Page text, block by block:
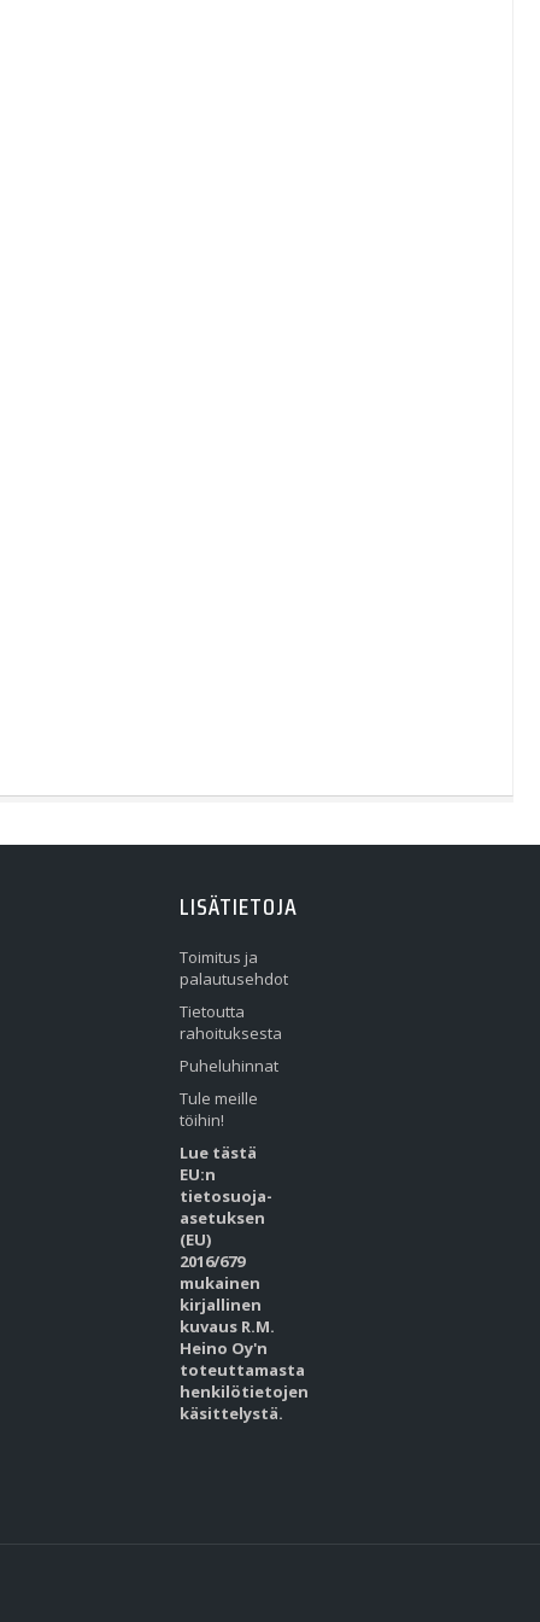
LISÄTIETOJA
Toimitus ja
palautusehdot
Tietoutta
rahoituksesta
Puheluhinnat
Tule meille
töihin!
Lue tästä
EU:n
tietosuoja-
asetuksen
(EU)
2016/679
mukainen
kirjallinen
kuvaus R.M.
Heino Oy'n
toteuttamasta
henkilötietojen
käsittelystä.